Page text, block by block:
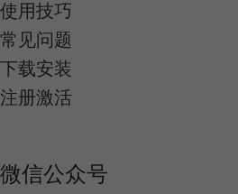
使用技巧
常见问题
下载安装
注册激活
微信公众号